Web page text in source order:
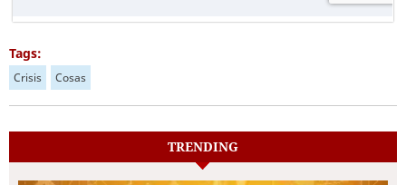
Tags:
Crisis Cosas
TRENDING